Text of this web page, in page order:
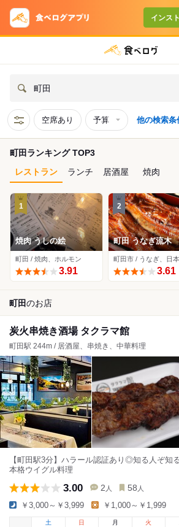
インス
町田
空席あり 予算 他の検索条
町田ランキング TOP3
レストラン
ランチ 居酒屋 焼肉
1
焼肉 うしの絵
町田 / 焼肉、ホルモン
3.91
2
町田 うなぎ流木
3.61
町田のお店
炭火串焼き酒場 タクラマ館
町田駅 244m / 居酒屋、串焼き、中華料理
【町田駅3分】ハラール認証あり◎知る人ぞ知
本格ウイグル料理
3.00 2 人 58 人
￥3,000～￥3,999 ￥1,000～￥1,999
土
日 月 火